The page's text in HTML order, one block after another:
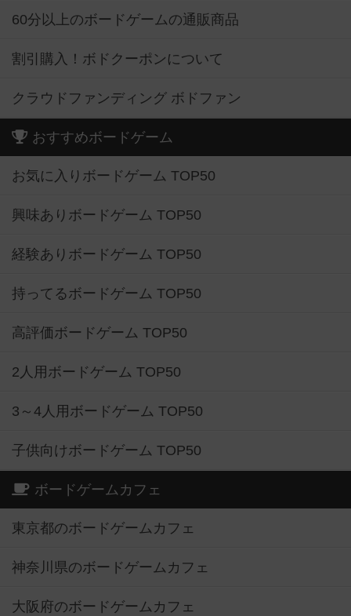
60分以上のボードゲームの通販商品
割引購入！ボドクーポンについて
クラウドファンディング ボドファン
おすすめボードゲーム
お気に入りボードゲーム TOP50
興味ありボードゲーム TOP50
経験ありボードゲーム TOP50
持ってるボードゲーム TOP50
高評価ボードゲーム TOP50
2人用ボードゲーム TOP50
3～4人用ボードゲーム TOP50
子供向けボードゲーム TOP50
ボードゲームカフェ
東京都のボードゲームカフェ
神奈川県のボードゲームカフェ
大阪府のボードゲームカフェ